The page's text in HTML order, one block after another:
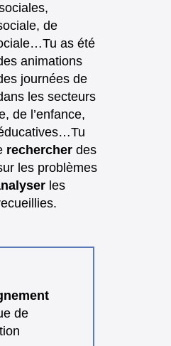
de
as été
animations
journées de
les secteurs
de l’enfance,
rechercherdes
les problèmes
les
de